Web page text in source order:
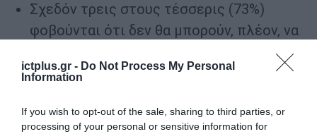
ictplus.gr - Do Not Process My Personal
Information
If you wish to opt-out of the sale, sharing to third parties, or
processing of your personal or sensitive information for
Σχεδόν τρεις στους τέσσερις (73%)
φοβούνται ότι δεν θα μπορούν, πλέον, να
διακρίνουν τι είναι πραγματικό και τι έχει
παραχθεί από AI
Οι «πρωτοπόροι» δείχνουν την κατεύθυνση